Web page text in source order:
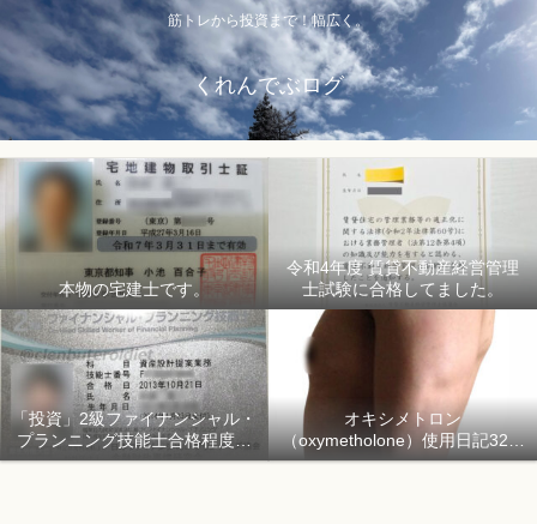
筋トレから投資まで！幅広く。
くれんでぶログ
本物の宅建士です。
令和4年度 賃貸不動産経営管理
士試験に合格してました。
「投資」2級ファイナンシャル・
プランニング技能士合格程度で
ようやく初心者「資産形成」
オキシメトロン
（oxymetholone）使用日記32日
目「骨格筋量増量開始150日目」